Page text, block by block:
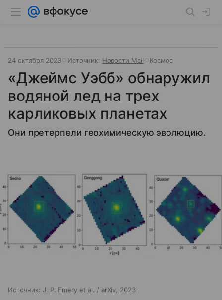
24 октября 2023 Источник: Новости Mail Космос
«Джеймс Уэбб» обнаружил
водяной лед на трех
карликовых планетах
Они претерпели геохимическую эволюцию.
Источник: J. P. Emery et al. / arXiv, 2023